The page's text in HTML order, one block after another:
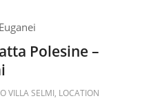
Polesine –
VILLA SELMI, LOCATION